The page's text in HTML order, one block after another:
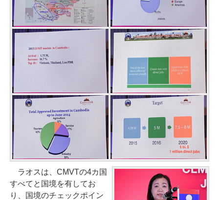
ラオスは、CMVTの4カ国
すべてと国境を有してお
り、国境のチェックポイン